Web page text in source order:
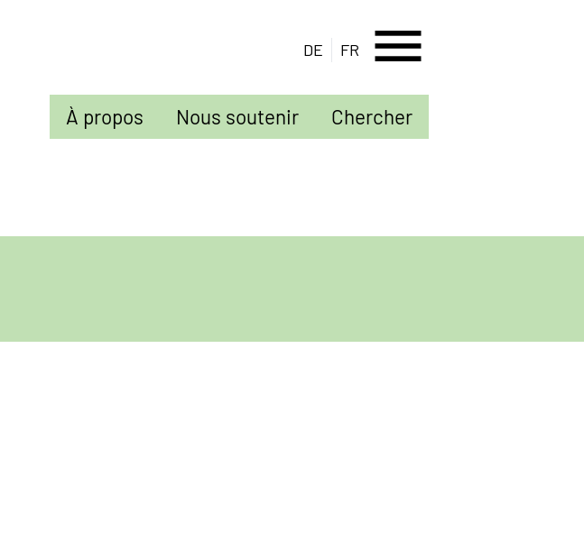
DE FR menu
Sekundarmenü
À propos Nous soutenir Chercher